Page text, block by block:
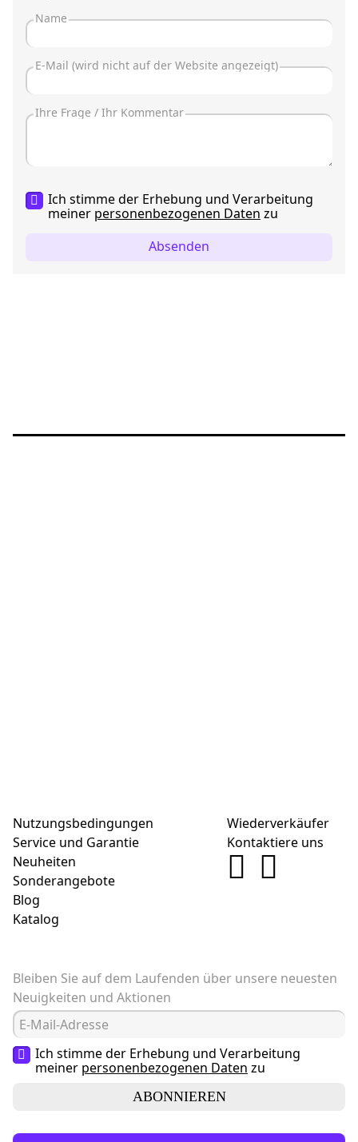
Ich stimme der Erhebung und Verarbeitung
meiner personenbezogenen Daten zu
Absenden
Nutzungsbedingungen
Service und Garantie
Neuheiten
Sonderangebote
Blog
Katalog
Wiederverkäufer
Kontaktiere uns
Bleiben Sie auf dem Laufenden über unsere neuesten
Neuigkeiten und Aktionen
Ich stimme der Erhebung und Verarbeitung
meiner personenbezogenen Daten zu
ABONNIEREN